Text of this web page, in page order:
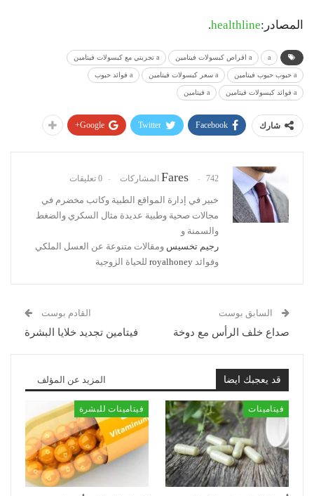
المصادر:healthline
.
a a اقراص كبسولات فيتامين a تجربتي مع كبسولات فيتامين
a حبوب حبوب فيتامين a سعر كبسولات فيتامين a فوائد حبوب
a فوائد كبسولات فيتامين a فيتامين
شارك Facebook
Twitter
Google+
Fares 742 المشاركات 0 تعليقات
خبير في إدارة المواقع الطبية وكاتب مخضرم في
مجالات صحية وطبية عديدة مثال السكري والضغط
والسمنة و
رجيم تخسيس ومقالات متنوعة عن العسل الملكي
وفوائد royalhoney للحياة الزوجية
السابق بوست
صداع خلف الرأس مع دوخة
القادم بوست
فيتامين تجديد خلايا البشرة
قد يعجبك ايضا المزيد عن المؤلف
فيتامينات فيتامينات للبشرة